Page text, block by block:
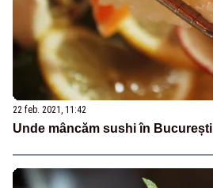
22 feb. 2021, 11:42
Unde mâncăm sushi în București